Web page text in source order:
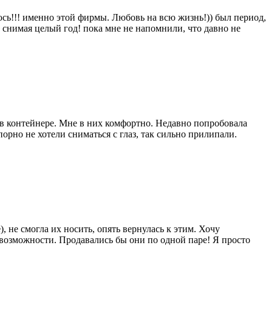
именно этой фирмы. Любовь на всю жизнь!)) был период,
целый год! пока мне не напомнили, что давно не
Мне в них комфортно. Недавно попробовала
не хотели сниматься с глаз, так сильно прилипали.
смогла их носить, опять вернулась к этим. Хочу
Продавались бы они по одной паре! Я просто